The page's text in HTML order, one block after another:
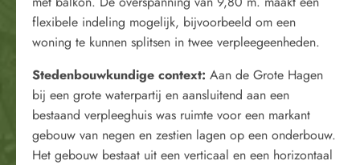
flexibele indeling mogelijk, bijvoorbeeld om een
woning te kunnen splitsen in twee verpleegeenheden.
Stedenbouwkundige context: Aan de Grote Hagen
bij een grote waterpartij en aansluitend aan een
bestaand verpleeghuis was ruimte voor een markant
gebouw van negen en zestien lagen op een onderbouw.
Het gebouw bestaat uit een verticaal en een horizontaal